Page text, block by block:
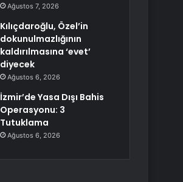
Ağustos 7, 2026
Kılıçdaroğlu, Özel’in
dokunulmazlığının
kaldırılmasına ‘evet’
diyecek
Ağustos 6, 2026
İzmir’de Yasa Dışı Bahis
Operasyonu: 3
Tutuklama
Ağustos 6, 2026